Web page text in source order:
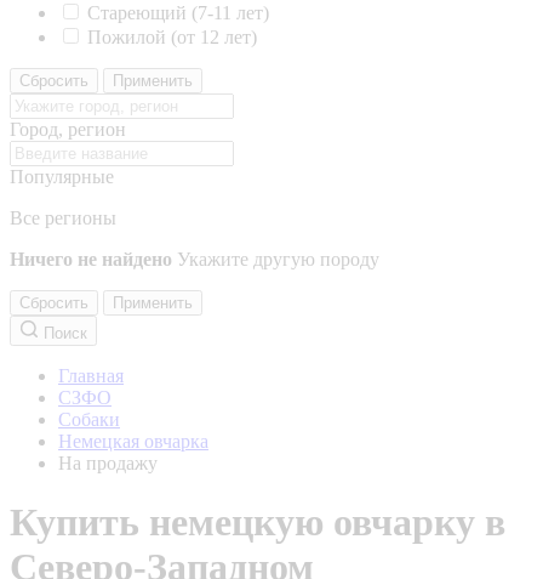
Стареющий (7-11 лет)
Пожилой (от 12 лет)
Сбросить Применить
Город, регион
Популярные
Все регионы
Ничего не найдено Укажите другую породу
Сбросить
Применить
Поиск
Главная
СЗФО
Собаки
Немецкая овчарка
На продажу
Купить немецкую овчарку в
Северо-Западном